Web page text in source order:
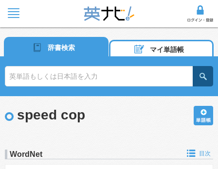
辞書検索 マイ単語帳
speed cop
WordNet 目次